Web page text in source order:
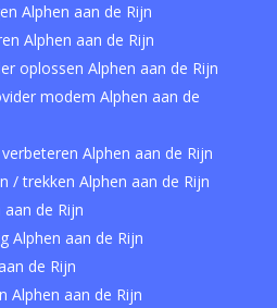
Alphen aan de Rijn
Alphen aan de Rijn
oplossen Alphen aan de Rijn
modem Alphen aan de
Alphen aan de Rijn
/ trekken Alphen aan de Rijn
de Rijn
Alphen aan de Rijn
de Rijn
Alphen aan de Rijn